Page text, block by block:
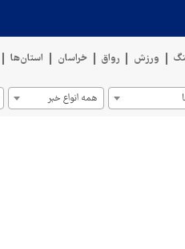
ورزش رواق خراسان استان‌ها
همه انواع خبر